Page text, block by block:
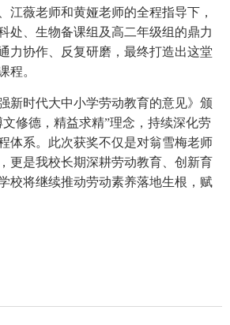
江薇老师和黄娅老师的全程指导下，
处、生物备课组及高二年级组的鼎力
力协作、反复研磨，最终打造出这堂
程。
新时代大中小学劳动教育的意见》颁
文修德，精益求精”理念，持续深化劳
体系。此次获奖不仅是对翁雪梅老师
更是我校长期深耕劳动教育、创新育
校将继续推动劳动素养落地生根，赋